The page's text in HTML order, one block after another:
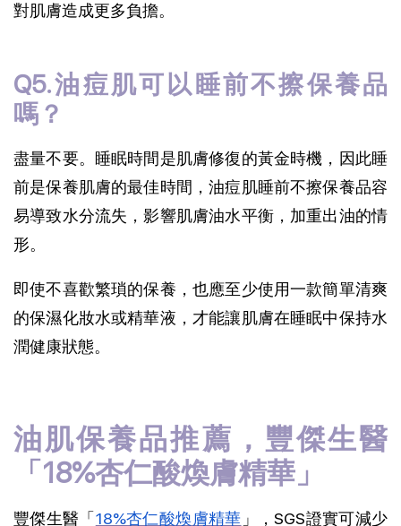
對肌膚造成更多負擔。
Q5.油痘肌可以睡前不擦保養品
嗎？
盡量不要。睡眠時間是肌膚修復的黃金時機，因此睡
前是保養肌膚的最佳時間，油痘肌睡前不擦保養品容
易導致水分流失，影響肌膚油水平衡，加重出油的情
形。
即使不喜歡繁瑣的保養，也應至少使用一款簡單清爽
的保濕化妝水或精華液，才能讓肌膚在睡眠中保持水
潤健康狀態。
油肌保養品推薦，豐傑生醫
「18%杏仁酸煥膚精華」
豐傑生醫「 18%杏仁酸煥膚精華 」，SGS證實可減少